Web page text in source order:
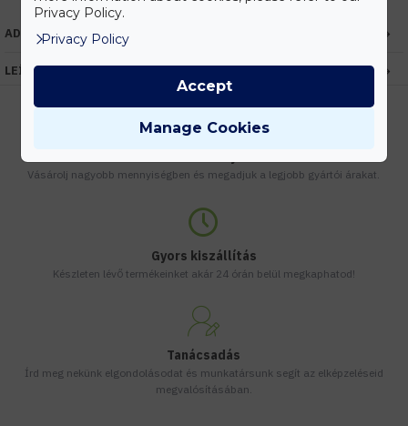
ADATOK
LEÍRÁS
Vásárolj nagyobb mennyiségben és megadjuk a legjobb gyártói árakat.
Gyors kiszállítás
Készleten lévő termékeinket akár 24 órán belül megkaphatod!
Tanácsadás
Írd meg nekünk elgondolásodat és munkatársunk segít az elképzeléseid
megvalósításában.
Privacy Policy.
Privacy Policy
Manage Cookies
Accept